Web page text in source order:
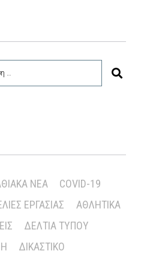
ΝΈΑ
COVID-19
ΕΡΓΑΣΊΑΣ
ΑΘΛΗΤΙΚΆ
ΔΕΛΤΊΑ ΤΎΠΟΥ
ΔΙΚΑΣΤΙΚΌ